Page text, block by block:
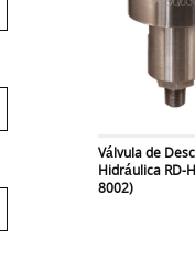
Válvula de
Hidráulica RD-
8002)